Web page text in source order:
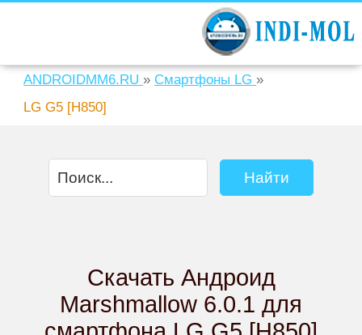
ANDROIDMM6.RU » Смартфоны LG »
LG G5 [H850]
Скачать Андроид
Marshmallow 6.0.1 для